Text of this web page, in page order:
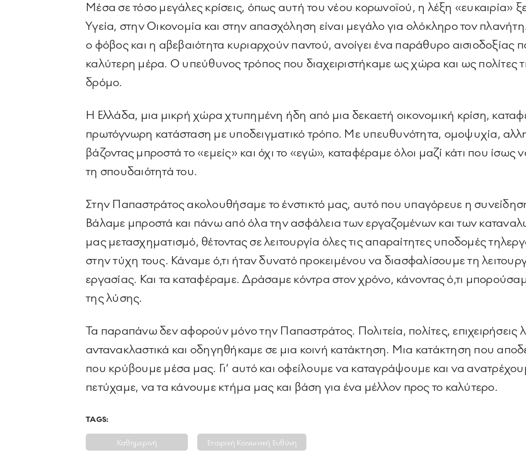
Μέσα σε τόσο μεγάλες κρίσεις, όπως αυτή του νέου κορωνοϊού, η λέξη «ευκαιρία»
Υγεία, στην Οικονομία και στην απασχόληση είναι μεγάλο για ολόκληρο τον
ο φόβος και η αβεβαιότητα κυριαρχούν παντού, ανοίγει ένα παράθυρο αισιοδοξίας
καλύτερη μέρα. Ο υπεύθυνος τρόπος που διαχειριστήκαμε ως χώρα και ως πολίτες
δρόμο.
Η Ελλάδα, μια μικρή χώρα χτυπημένη ήδη από μια δεκαετή οικονομική κρίση,
πρωτόγνωρη κατάσταση με υποδειγματικό τρόπο. Με υπευθυνότητα, ομοψυχία,
βάζοντας μπροστά το «εμείς» και όχι το «εγώ», καταφέραμε όλοι μαζί κάτι που
τη σπουδαιότητά του.
Στην Παπαστράτος ακολουθήσαμε το ένστικτό μας, αυτό που υπαγόρευε η συνείδηση
Βάλαμε μπροστά και πάνω από όλα την ασφάλεια των εργαζομένων και των
μας μετασχηματισμό, θέτοντας σε λειτουργία όλες τις απαραίτητες υποδομές
στην τύχη τους. Κάναμε ό,τι ήταν δυνατό προκειμένου να διασφαλίσουμε τη
εργασίας. Και τα καταφέραμε. Δράσαμε κόντρα στον χρόνο, κάνοντας ό,τι
της λύσης.
Τα παραπάνω δεν αφορούν μόνο την Παπαστράτος. Πολιτεία, πολίτες, επιχειρήσεις
αντανακλαστικά και οδηγηθήκαμε σε μια κοινή κατάκτηση. Μια κατάκτηση που
που κρύβουμε μέσα μας. Γι’ αυτό και οφείλουμε να καταγράψουμε και να
πετύχαμε, να τα κάνουμε κτήμα μας και βάση για ένα μέλλον προς το καλύτερο.
TAGS:
Καθημερινή Εταιρική Κοινωνική Ευθύνη